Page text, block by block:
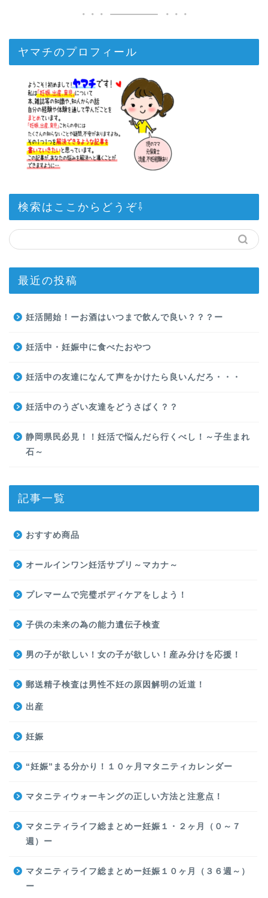
ヤマチのプロフィール
検索はここからどうぞ⇩
最近の投稿
妊活開始！ーお酒はいつまで飲んで良い？？？ー
妊活中・妊娠中に食べたおやつ
妊活中の友達になんて声をかけたら良いんだろ・・・
妊活中のうざい友達をどうさばく？？
静岡県民必見！！妊活で悩んだら行くべし！～子生まれ
石～
記事一覧
おすすめ商品
オールインワン妊活サプリ～マカナ～
プレマームで完璧ボディケアをしよう！
子供の未来の為の能力遺伝子検査
男の子が欲しい！女の子が欲しい！産み分けを応援！
郵送精子検査は男性不妊の原因解明の近道！
出産
妊娠
“妊娠”まる分かり！１０ヶ月マタニティカレンダー
マタニティウォーキングの正しい方法と注意点！
マタニティライフ総まとめー妊娠１・２ヶ月（０～７
週）ー
マタニティライフ総まとめー妊娠１０ヶ月（３６週～）
ー